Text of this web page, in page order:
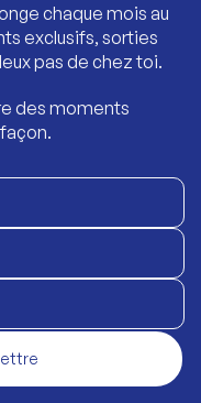
chaque mois au
exclusifs, sorties
pas de chez toi.
des moments